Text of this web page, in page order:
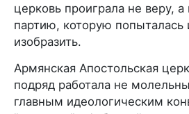
церковь проиграла не веру,
партию, которую попыталась
изобразить.
Армянская Апостольская
подряд работала не
главным идеологическим